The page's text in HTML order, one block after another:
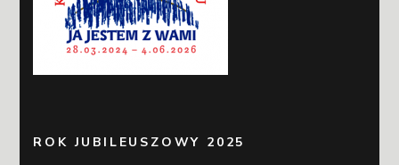
ROK JUBILEUSZOWY 2025